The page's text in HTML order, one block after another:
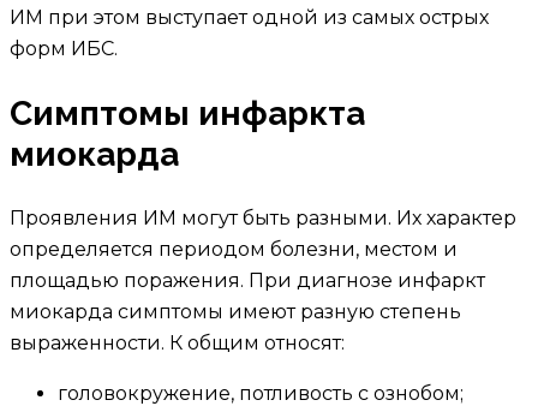
ИМ при этом выступает одной из самых острых
форм ИБС.
Симптомы инфаркта
миокарда
Проявления ИМ могут быть разными. Их характер
определяется периодом болезни, местом и
площадью поражения. При диагнозе инфаркт
миокарда симптомы имеют разную степень
выраженности. К общим относят:
головокружение, потливость с ознобом;